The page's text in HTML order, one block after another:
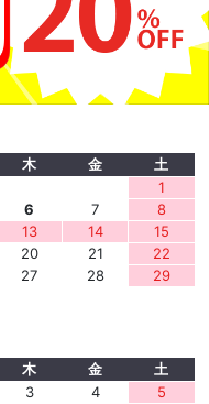
木 金
土
1
6 7
8
13 14
15
20 21
22
27 28
29
木 金
土
3 4
5